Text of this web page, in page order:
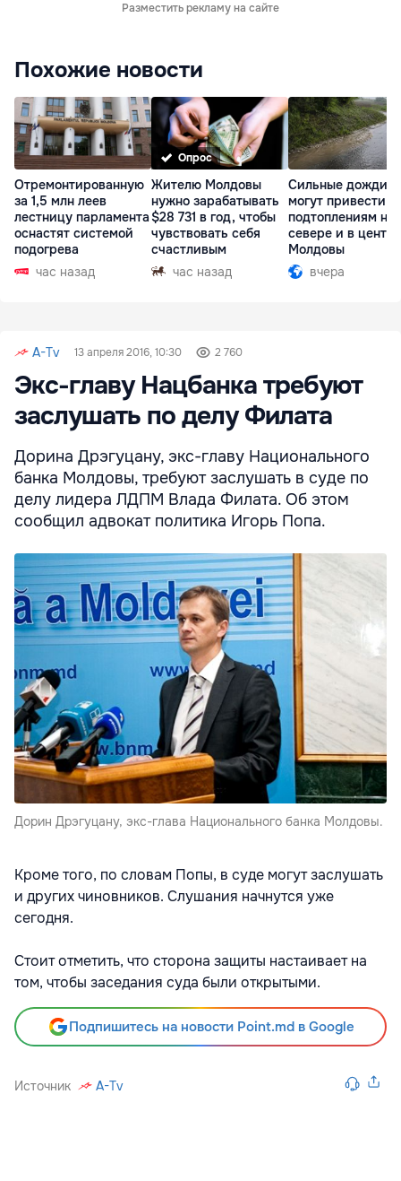
Разместить рекламу на сайте
Похожие новости
Отремонтированную
за 1,5 млн леев
лестницу парламента
оснастят системой
подогрева
час назад
Опрос
Жителю Молдовы
нужно зарабатывать
$28 731 в год, чтобы
чувствовать себя
счастливым
час назад
Сильные дожди
могут привести к
подтоплениям на
севере и в центре
Молдовы
вчера
A-Tv 13 апреля 2016, 10:30 2 760
Экс-главу Нацбанка требуют
заслушать по делу Филата
Дорина Дрэгуцану, экс-главу Национального
банка Молдовы, требуют заслушать в суде по
делу лидера ЛДПМ Влада Филата. Об этом
сообщил адвокат политика Игорь Попа.
Дорин Дрэгуцану, экс-глава Национального банка Молдовы.
Кроме того, по словам Попы, в суде могут заслушать
и других чиновников. Слушания начнутся уже
сегодня.
Стоит отметить, что сторона защиты настаивает на
том, чтобы заседания суда были открытыми.
Подпишитесь на новости Point.md в Google
Источник A-Tv